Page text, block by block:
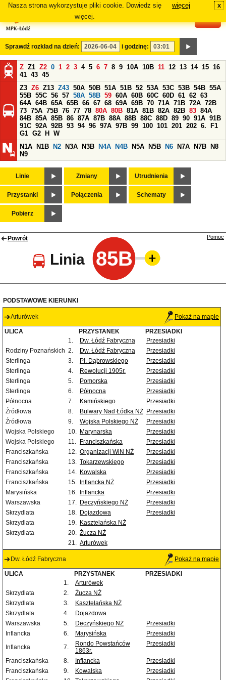
Nasza strona wykorzystuje pliki cookie. Dowiedz się
więcej.
więcej x
Sprawdź rozkład na dzień: i godzinę:
Z Z1 Z2 0 1 2 3 4 5 6 7 8 9 10A 10B 11 12 13 14 15 16
41 43 45
Z3 Z6 Z13 Z43 50A 50B 51A 51B 52 53A 53C 53B 54B 55A
55B 55C 56 57 58A 58B 59 60A 60B 60C 60D 61 62 63
64A 64B 65A 65B 66 67 68 69A 69B 70 71A 71B 72A 72B
73 75A 75B 76 77 78 80A 80B 81A 81B 82A 82B 83 84A
84B 85A 85B 86 87A 87B 88A 88B 88C 88D 89 90 91A 91B
91C 92A 92B 93 94 96 97A 97B 99 100 101 201 202 6.
F1
G1 G2 H
W
N1A
N1B N2 N3A N3B N4A N4B N5A N5B N6 N7A N7B
N8
N9
Linie Zmiany Utrudnienia
Przystanki Połączenia Schematy
Pobierz
Powrót
Linia 85B
Pomoc
PODSTAWOWE KIERUNKI
Arturówek Pokaż na mapie
ULICA PRZYSTANEK
PRZESIADKI
1.
Dw. Łódź Fabryczna
Przesiadki
Rodziny Poznańskich 2. Dw. Łódź Fabryczna
Przesiadki
Sterlinga
3. Pl. Dąbrowskiego
Przesiadki
Sterlinga
4. Rewolucji 1905r.
Przesiadki
Sterlinga
5. Pomorska
Przesiadki
Sterlinga
6. Północna
Przesiadki
Północna
7. Kamińskiego
Przesiadki
Źródłowa
8. Bulwary Nad Łódką NŻ Przesiadki
Źródłowa
9. Wojska Polskiego NŻ
Przesiadki
Wojska Polskiego
10. Marynarska
Przesiadki
Wojska Polskiego
11. Franciszkańska
Przesiadki
Franciszkańska
12. Organizacji WiN NŻ
Przesiadki
Franciszkańska
13. Tokarzewskiego
Przesiadki
Franciszkańska
14. Kowalska
Przesiadki
Franciszkańska
15. Inflancka NŻ
Przesiadki
Marysińska
16. Inflancka
Przesiadki
Warszawska
17. Deczyńskiego NŻ
Przesiadki
Skrzydlata
18. Dojazdowa
Przesiadki
Skrzydlata
19. Kasztelańska NŻ
Skrzydlata
20. Żucza NŻ
21. Arturówek
Dw. Łódź Fabryczna Pokaż na mapie
ULICA PRZYSTANEK
PRZESIADKI
1.
Arturówek
Skrzydlata
2.
Żucza NŻ
Skrzydlata
3.
Kasztelańska NŻ
Skrzydlata
4.
Dojazdowa
Warszawska
5. Deczyńskiego NŻ
Przesiadki
Inflancka
6. Marysińska
Przesiadki
Inflancka
7.
Rondo Powstańców
1863r.
Przesiadki
Franciszkańska 8. Inflancka
Przesiadki
Franciszkańska
9. Kowalska
Przesiadki